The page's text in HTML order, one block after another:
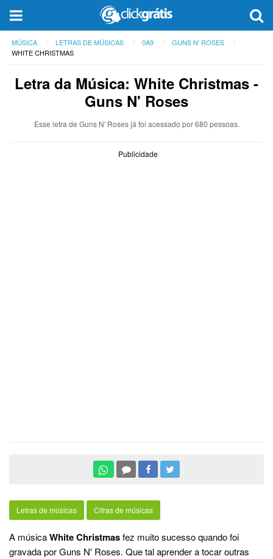
MÚSICA LETRAS DE MÚSICAS 0A9
GUNS N' ROSES
WHITE CHRISTMAS
Letra da Música: White Christmas -
Guns N' Roses
Esse letra de Guns N' Roses já foi acessado por 680 pessoas.
Publicidade
Letras de músicas Cifras de músicas
A músicaWhite Christmasfez muito sucesso quando foi
gravada por Guns N' Roses. Que tal aprender a tocar outras